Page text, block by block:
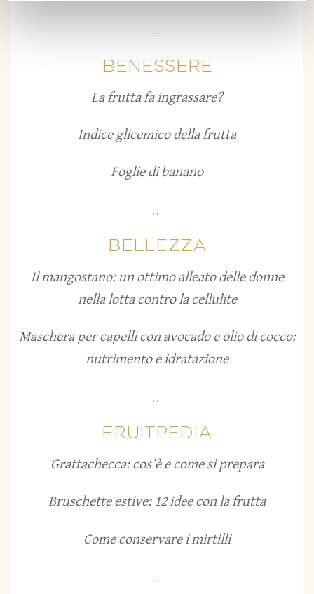
...
BENESSERE
La frutta fa ingrassare?
Indice glicemico della frutta
Foglie di banano
...
BELLEZZA
Il mangostano: un ottimo alleato delle donne
nella lotta contro la cellulite
Maschera per capelli con avocado e olio di cocco:
nutrimento e idratazione
...
FRUITPEDIA
Grattachecca: cos’è e come si prepara
Bruschette estive: 12 idee con la frutta
Come conservare i mirtilli
...